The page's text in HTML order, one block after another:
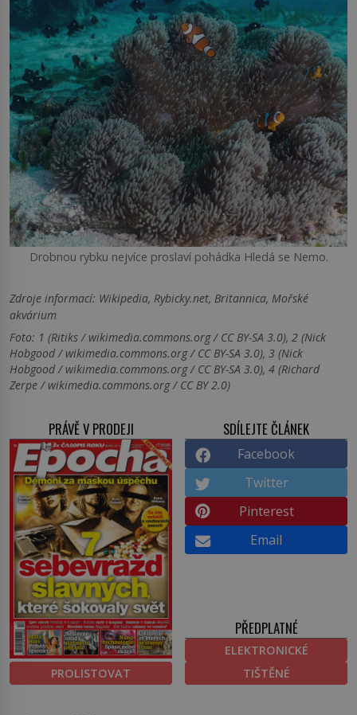
Drobnou rybku nejvíce proslaví pohádka Hledá se Nemo.
Zdroje informací: Wikipedia, Rybicky.net, Britannica, Mořské
akvárium
Foto: 1 (Ritiks / wikimedia.commons.org / CC BY-SA 3.0), 2 (Nick
Hobgood / wikimedia.commons.org / CC BY-SA 3.0), 3 (Nick
Hobgood / wikimedia.commons.org / CC BY-SA 3.0), 4 (Richard
Zerpe / wikimedia.commons.org / CC BY 2.0)
PRÁVĚ V PRODEJI
PROLISTOVAT
SDÍLEJTE ČLÁNEK
Facebook
Twitter
Pinterest
Email
PŘEDPLATNÉ
ELEKTRONICKÉ
TIŠTĚNÉ